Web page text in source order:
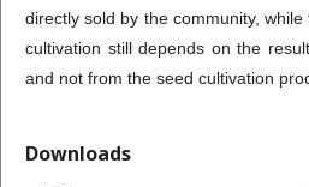
directly sold by the community,
cultivation still depends on the
and not from the seed cultivation
Downloads